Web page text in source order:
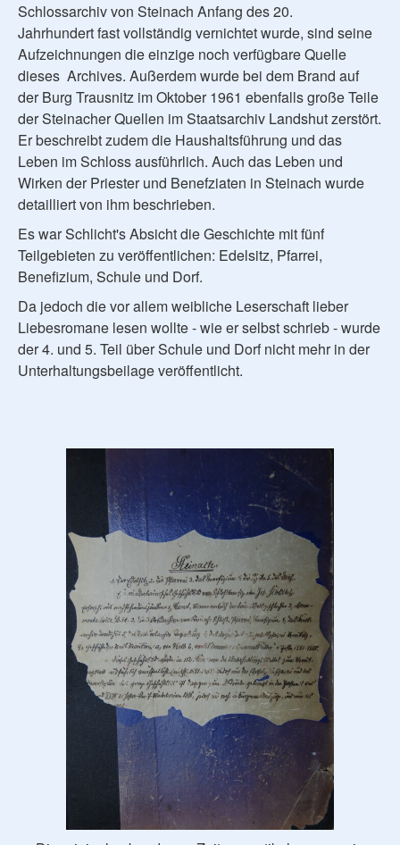
Schlossarchiv von Steinach Anfang des 20.
Jahrhundert fast vollständig vernichtet wurde, sind seine
Aufzeichnungen die einzige noch verfügbare Quelle
dieses Archives. Außerdem wurde bei dem Brand auf
der Burg Trausnitz im Oktober 1961 ebenfalls große Teile
der Steinacher Quellen im Staatsarchiv Landshut zerstört.
Er beschreibt zudem die Haushaltsführung und das
Leben im Schloss ausführlich. Auch das Leben und
Wirken der Priester und Benefziaten in Steinach wurde
detailliert von ihm beschrieben.
Es war Schlicht's Absicht die Geschichte mit fünf
Teilgebieten zu veröffentlichen: Edelsitz, Pfarrei,
Benefizium, Schule und Dorf.
Da jedoch die vor allem weibliche Leserschaft lieber
Liebesromane lesen wollte - wie er selbst schrieb - wurde
der 4. und 5. Teil über Schule und Dorf nicht mehr in der
Unterhaltungsbeilage veröffentlicht.